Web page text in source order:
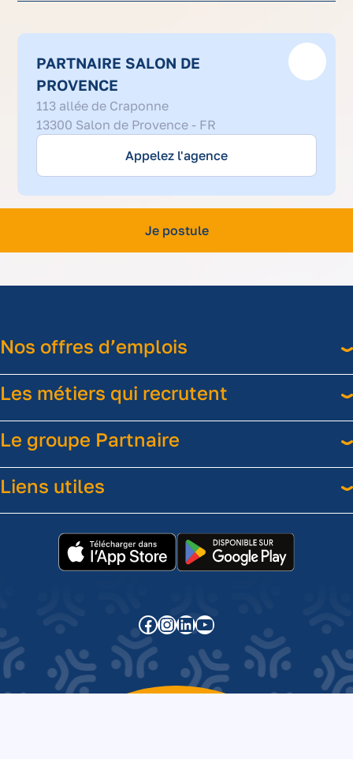
PARTNAIRE SALON DE
PROVENCE
113 allée de Craponne
13300 Salon de Provence - FR
42
11
80
Appelez l'agence
Je postule
Nos offres d’emplois
Les métiers qui recrutent
Le groupe Partnaire
Liens utiles
2024
©Partnaire
Tous
Facebook
Instagram
LinkedIn
YouTube